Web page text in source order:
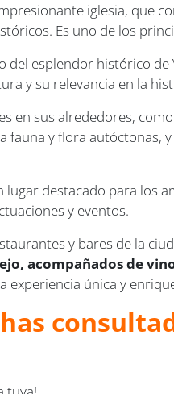
iglesia, que
Es uno de los
del esplendor histórico de
y su relevancia en la
en sus alrededores,
y flora autóctonas,
destacado para los
y eventos.
y bares de la
acompañados de
única y